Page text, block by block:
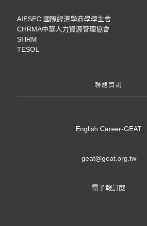
AIESEC 國際經濟學商學學生會
CHRMA中華人力資源管理協會
SHRM
TESOL
聯絡資訊
English Career-GEAT
geat@geat.org.tw
電子報訂閱